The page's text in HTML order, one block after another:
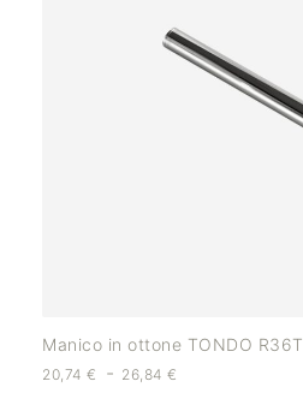
Manico in ottone TONDO R36T
20,74 € - 26,84€